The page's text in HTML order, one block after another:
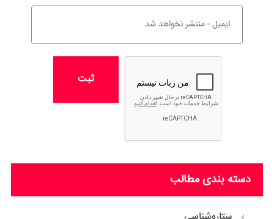
ثبت
دسته بندی مطالب